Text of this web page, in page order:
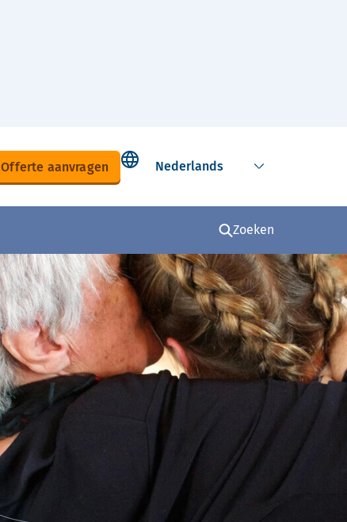
Offerte aanvragen
Select language
Zoeken